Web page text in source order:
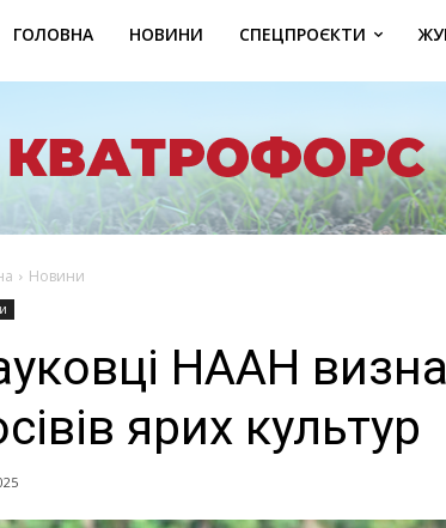
ГОЛОВНА НОВИНИ СПЕЦПРОЄКТИ
Новини
НААН
ярих культур